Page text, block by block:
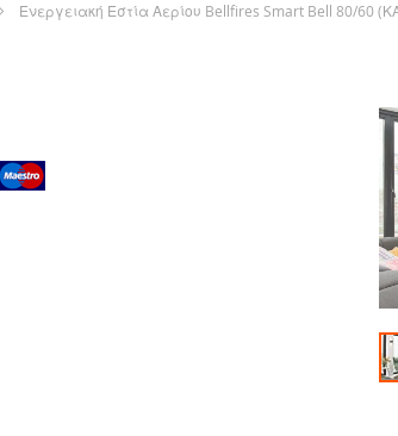
Ενεργειακή Εστία Αερίου Bellfires Smart Bell 80/60
της